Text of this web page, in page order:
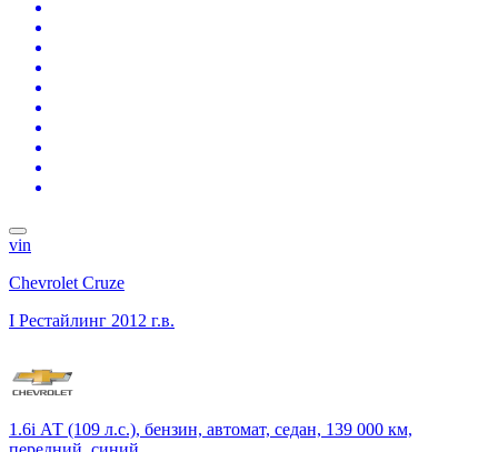
vin
Chevrolet Cruze
I Рестайлинг 2012 г.в.
1.6i АТ (109 л.с.), бензин, автомат, седан, 139 000 км,